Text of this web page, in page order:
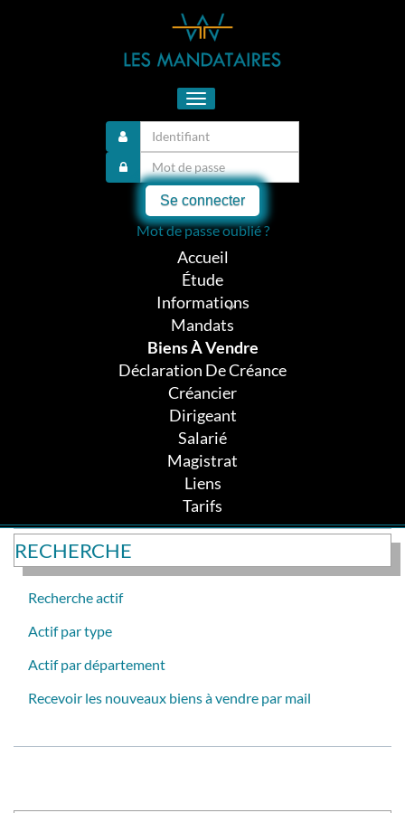
Toggle
navigation
Se connecter
Mot de passe oublié ?
Accueil
Étude
Informations
Mandats
Biens À Vendre
Déclaration De Créance
Créancier
Dirigeant
Salarié
Magistrat
Liens
Tarifs
RECHERCHE
Recherche actif
Actif par type
Actif par département
Recevoir les nouveaux biens à vendre par mail